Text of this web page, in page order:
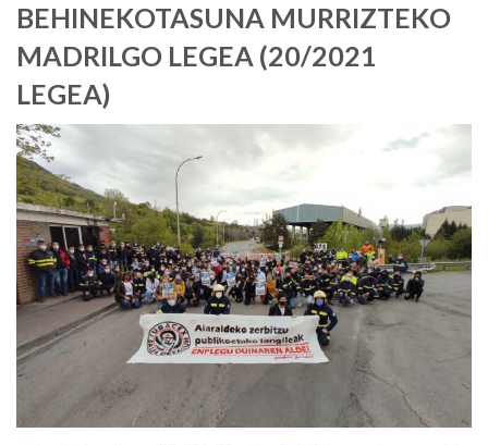
BEHINEKOTASUNA MURRIZTEKO
MADRILGO LEGEA (20/2021
LEGEA)